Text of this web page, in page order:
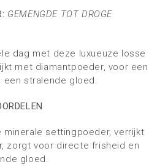
GEMENGDE TOT DROGE
dag met deze luxueuze losse
met diamantpoeder, voor een
stralende gloed.
minerale settingpoeder, verrijkt
zorgt voor directe frisheid en
gloed.